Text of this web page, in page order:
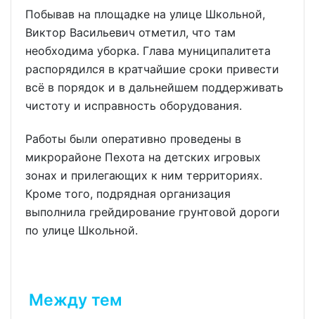
Побывав на площадке на улице Школьной,
Виктор Васильевич отметил, что там
необходима уборка. Глава муниципалитета
распорядился в кратчайшие сроки привести
всё в порядок и в дальнейшем поддерживать
чистоту и исправность оборудования.
Работы были оперативно проведены в
микрорайоне Пехота на детских игровых
зонах и прилегающих к ним территориях.
Кроме того, подрядная организация
выполнила грейдирование грунтовой дороги
по улице Школьной.
Между тем